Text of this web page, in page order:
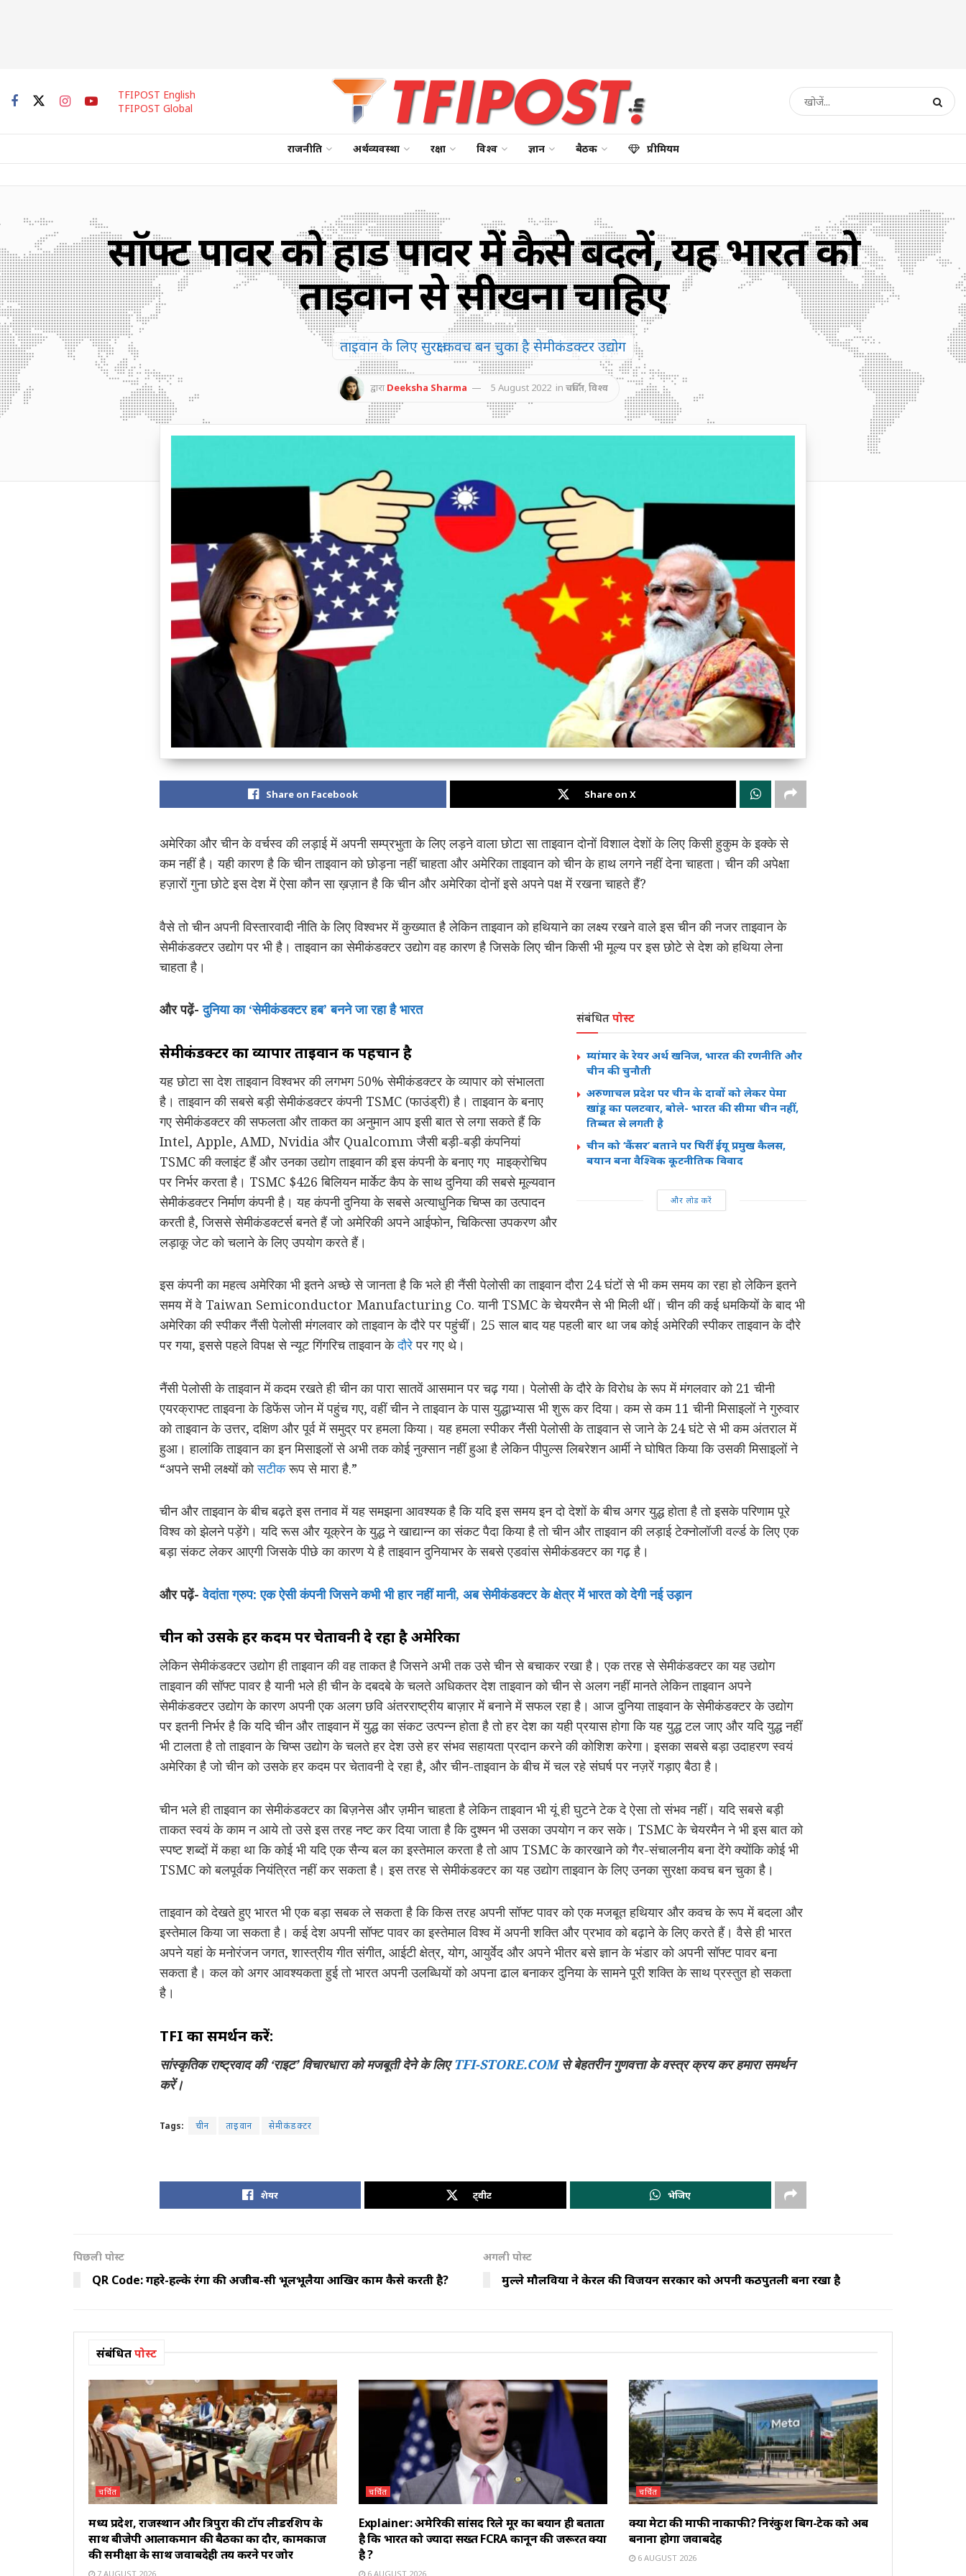
TFIPOST English
TFIPOST Global
राजनीति अर्थव्यवस्था रक्षा विश्व ज्ञान बैठक प्रीमियम
सॉफ्ट पावर को हार्ड पावर में कैसे बदलें, यह भारत को
ताइवान से सीखना चाहिए
ताइवान के लिए सुरक्षा कवच बन चुका है सेमीकंडक्टर उद्योग
द्वारा Deeksha Sharma 5 August 2022 in चर्चित,विश्व
Share on Facebook Share on X
अमेरिका और चीन के वर्चस्व की लड़ाई में अपनी सम्प्रभुता के लिए लड़ने वाला छोटा सा ताइवान दोनों विशाल देशों के लिए किसी हुकुम के इक्के से
कम नहीं है। यही कारण है कि चीन ताइवान को छोड़ना नहीं चाहता और अमेरिका ताइवान को चीन के हाथ लगने नहीं देना चाहता। चीन की अपेक्षा
हज़ारों गुना छोटे इस देश में ऐसा कौन सा ख़ज़ान है कि चीन और अमेरिका दोनों इसे अपने पक्ष में रखना चाहते हैं?
वैसे तो चीन अपनी विस्तारवादी नीति के लिए विश्वभर में कुख्यात है लेकिन ताइवान को हथियाने का लक्ष्य रखने वाले इस चीन की नजर ताइवान के
सेमीकंडक्टर उद्योग पर भी है। ताइवान का सेमीकंडक्टर उद्योग वह कारण है जिसके लिए चीन किसी भी मूल्य पर इस छोटे से देश को हथिया लेना
चाहता है।
संबंधितपोस्ट
म्यांमार के रेयर अर्थ खनिज, भारत की रणनीति और
चीन की चुनौती
अरुणाचल प्रदेश पर चीन के दावों को लेकर पेमा
खांडू का पलटवार, बोले- भारत की सीमा चीन नहीं,
तिब्बत से लगती है
चीन को ‘कैंसर’ बताने पर घिरीं ईयू प्रमुख कैलस,
बयान बना वैश्विक कूटनीतिक विवाद
और लोड करें
और पढ़ें-दुनिया का ‘सेमीकंडक्टर हब’ बनने जा रहा है भारत
सेमीकंडक्टर का व्यापार ताइवान की पहचान है
यह छोटा सा देश ताइवान विश्वभर की लगभग 50% सेमीकंडक्टर के व्यापार को संभालता
है। ताइवान की सबसे बड़ी सेमीकंडक्टर कंपनी TSMC (फाउंड्री) है। ताइवान के बनाए
गए सेमीकंडक्टर की सफलता और ताकत का अनुमान आप इसी बात से लगा सकते हैं कि
Intel, Apple, AMD, Nvidia और Qualcomm जैसी बड़ी-बड़ी कंपनियां
TSMC की क्लाइंट हैं और उनका उद्योग ताइवान की इस कंपनी के बनाए गए माइक्रोचिप
पर निर्भर करता है। TSMC $426 बिलियन मार्केट कैप के साथ दुनिया की सबसे मूल्यवान
सेमीकंडक्टर निर्माण कंपनी है। यह कंपनी दुनिया के सबसे अत्याधुनिक चिप्स का उत्पादन
करती है, जिससे सेमीकंडक्टर्स बनते हैं जो अमेरिकी अपने आईफोन, चिकित्सा उपकरण और
लड़ाकू जेट को चलाने के लिए उपयोग करते हैं।
इस कंपनी का महत्व अमेरिका भी इतने अच्छे से जानता है कि भले ही नैंसी पेलोसी का ताइवान दौरा 24 घंटों से भी कम समय का रहा हो लेकिन इतने
समय में वे Taiwan Semiconductor Manufacturing Co. यानी TSMC के चेयरमैन से भी मिली थीं। चीन की कई धमकियों के बाद भी
अमेरिका की स्पीकर नैंसी पेलोसी मंगलवार को ताइवान के दौरे पर पहुंचीं। 25 साल बाद यह पहली बार था जब कोई अमेरिकी स्पीकर ताइवान के दौरे
पर गया, इससे पहले विपक्ष से न्यूट गिंगरिच ताइवान केदौरेपर गए थे।
नैंसी पेलोसी के ताइवान में कदम रखते ही चीन का पारा सातवें आसमान पर चढ़ गया। पेलोसी के दौरे के विरोध के रूप में मंगलवार को 21 चीनी
एयरक्राफ्ट ताइवना के डिफेंस जोन में पहुंच गए, वहीं चीन ने ताइवान के पास युद्धाभ्यास भी शुरू कर दिया। कम से कम 11 चीनी मिसाइलों ने गुरुवार
को ताइवान के उत्तर, दक्षिण और पूर्व में समुद्र पर हमला किया। यह हमला स्पीकर नैंसी पेलोसी के ताइवान से जाने के 24 घंटे से भी कम अंतराल में
हुआ। हालांकि ताइवान का इन मिसाइलों से अभी तक कोई नुक्सान नहीं हुआ है लेकिन पीपुल्स लिबरेशन आर्मी ने घोषित किया कि उसकी मिसाइलों ने
“अपने सभी लक्ष्यों कोसटीकरूप से मारा है.”
चीन और ताइवान के बीच बढ़ते इस तनाव में यह समझना आवश्यक है कि यदि इस समय इन दो देशों के बीच अगर युद्ध होता है तो इसके परिणाम पूरे
विश्व को झेलने पड़ेंगे। यदि रूस और यूक्रेन के युद्ध ने खाद्यान्न का संकट पैदा किया है तो चीन और ताइवान की लड़ाई टेक्नोलॉजी वर्ल्ड के लिए एक
बड़ा संकट लेकर आएगी जिसके पीछे का कारण ये है ताइवान दुनियाभर के सबसे एडवांस सेमीकंडक्टर का गढ़ है।
और पढ़ें-वेदांता ग्रुप: एक ऐसी कंपनी जिसने कभी भी हार नहीं मानी, अब सेमीकंडक्टर के क्षेत्र में भारत को देगी नई उड़ान
चीन को उसके हर कदम पर चेतावनी दे रहा है अमेरिका
लेकिन सेमीकंडक्टर उद्योग ही ताइवान की वह ताकत है जिसने अभी तक उसे चीन से बचाकर रखा है। एक तरह से सेमीकंडक्टर का यह उद्योग
ताइवान की सॉफ्ट पावर है यानी भले ही चीन के दबदबे के चलते अधिकतर देश ताइवान को चीन से अलग नहीं मानते लेकिन ताइवान अपने
सेमीकंडक्टर उद्योग के कारण अपनी एक अलग छवि अंतरराष्ट्रीय बाज़ार में बनाने में सफल रहा है। आज दुनिया ताइवान के सेमीकंडक्टर के उद्योग
पर इतनी निर्भर है कि यदि चीन और ताइवान में युद्ध का संकट उत्पन्न होता है तो हर देश का यही प्रयास होगा कि यह युद्ध टल जाए और यदि युद्ध नहीं
भी टालता है तो ताइवान के चिप्स उद्योग के चलते हर देश उसे हर संभव सहायता प्रदान करने की कोशिश करेगा। इसका सबसे बड़ा उदाहरण स्वयं
अमेरिका है जो चीन को उसके हर कदम पर चेतावनी दे रहा है, और चीन-ताइवान के बीच में चल रहे संघर्ष पर नज़रें गड़ाए बैठा है।
चीन भले ही ताइवान का सेमीकंडक्टर का बिज़नेस और ज़मीन चाहता है लेकिन ताइवान भी यूं ही घुटने टेक दे ऐसा तो संभव नहीं। यदि सबसे बड़ी
ताकत स्वयं के काम न आये तो उसे इस तरह नष्ट कर दिया जाता है कि दुश्मन भी उसका उपयोग न कर सके। TSMC के चेयरमैन ने भी इस बात को
स्पष्ट शब्दों में कहा था कि कोई भी यदि एक सैन्य बल का इस्तेमाल करता है तो आप TSMC के कारखाने को गैर-संचालनीय बना देंगे क्योंकि कोई भी
TSMC को बलपूर्वक नियंत्रित नहीं कर सकता है। इस तरह से सेमीकंडक्टर का यह उद्योग ताइवान के लिए उनका सुरक्षा कवच बन चुका है।
ताइवान को देखते हुए भारत भी एक बड़ा सबक ले सकता है कि किस तरह अपनी सॉफ्ट पावर को एक मजबूत हथियार और कवच के रूप में बदला और
इस्तेमाल किया जा सकता है। कई देश अपनी सॉफ्ट पावर का इस्तेमाल विश्व में अपनी शक्ति और प्रभाव को बढ़ाने के लिए करते हैं। वैसे ही भारत
अपने यहां के मनोरंजन जगत, शास्त्रीय गीत संगीत, आईटी क्षेत्र, योग, आयुर्वेद और अपने भीतर बसे ज्ञान के भंडार को अपनी सॉफ्ट पावर बना
सकता है। कल को अगर आवश्यकता हुई तो भारत अपनी उलब्धियों को अपना ढाल बनाकर दुनिया के सामने पूरी शक्ति के साथ प्रस्तुत हो सकता
है।
TFI का समर्थन करें:
सांस्कृतिक राष्ट्रवाद की ‘राइट’विचारधारा को मजबूती देने के लिएTFI-STORE.COM से बेहतरीन गुणवत्ता के वस्त्र क्रय कर हमारा समर्थन
करें।
Tags: चीन ताइवान सेमीकंडक्टर
शेयर ट्वीट भेजिए
पिछली पोस्ट
QR Code: गहरे-हल्के रंगों की अजीब-सी भूलभूलैया आखिर काम कैसे करती है?
अगली पोस्ट
मुल्ले मौलवियों ने केरल की विजयन सरकार को अपनी कठपुतली बना रखा है
संबंधितपोस्ट
चर्चित
मध्य प्रदेश, राजस्थान और त्रिपुरा की टॉप लीडरशिप के
साथ बीजेपी आलाकमान की बैठकों का दौर, कामकाज
की समीक्षा के साथ जवाबदेही तय करने पर जोर
7 AUGUST 2026
चर्चित
Explainer: अमेरिकी सांसद रिले मूर का बयान ही बताता
है कि भारत को ज्यादा सख्त FCRA कानून की जरूरत क्यों
है ?
6 AUGUST 2026
चर्चित
क्या मेटा की माफी नाकाफी? निरंकुश बिग-टेक को अब
बनाना होगा जवाबदेह
6 AUGUST 2026